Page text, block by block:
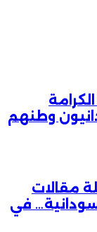
وطنهم
مقالات
في